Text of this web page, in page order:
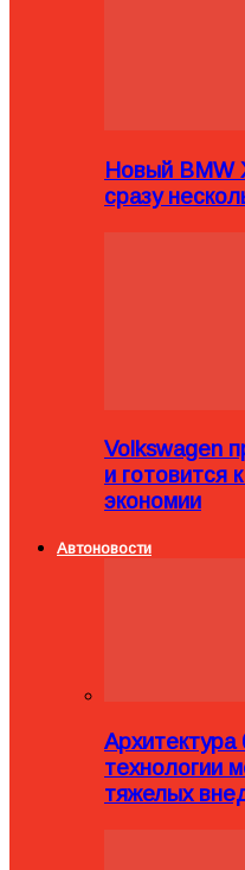
Новый BMW
сразу
Volkswagen
и готовится
экономии
Автоновости
Архитектура
технологии
тяжелых